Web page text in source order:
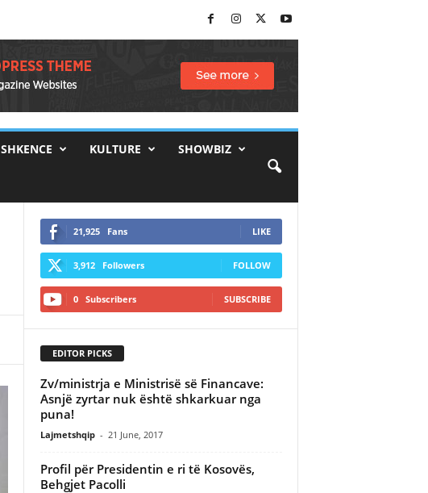
SHKENCE KULTURE SHOWBIZ
21,925 Fans LIKE
3,912 Followers FOLLOW
0 Subscribers SUBSCRIBE
EDITOR PICKS
Zv/ministrja e Ministrisë së Financave:
Asnjë zyrtar nuk është shkarkuar nga
puna!
Lajmetshqip - 21 June, 2017
Profil për Presidentin e ri të Kosovës,
Behgjet Pacolli